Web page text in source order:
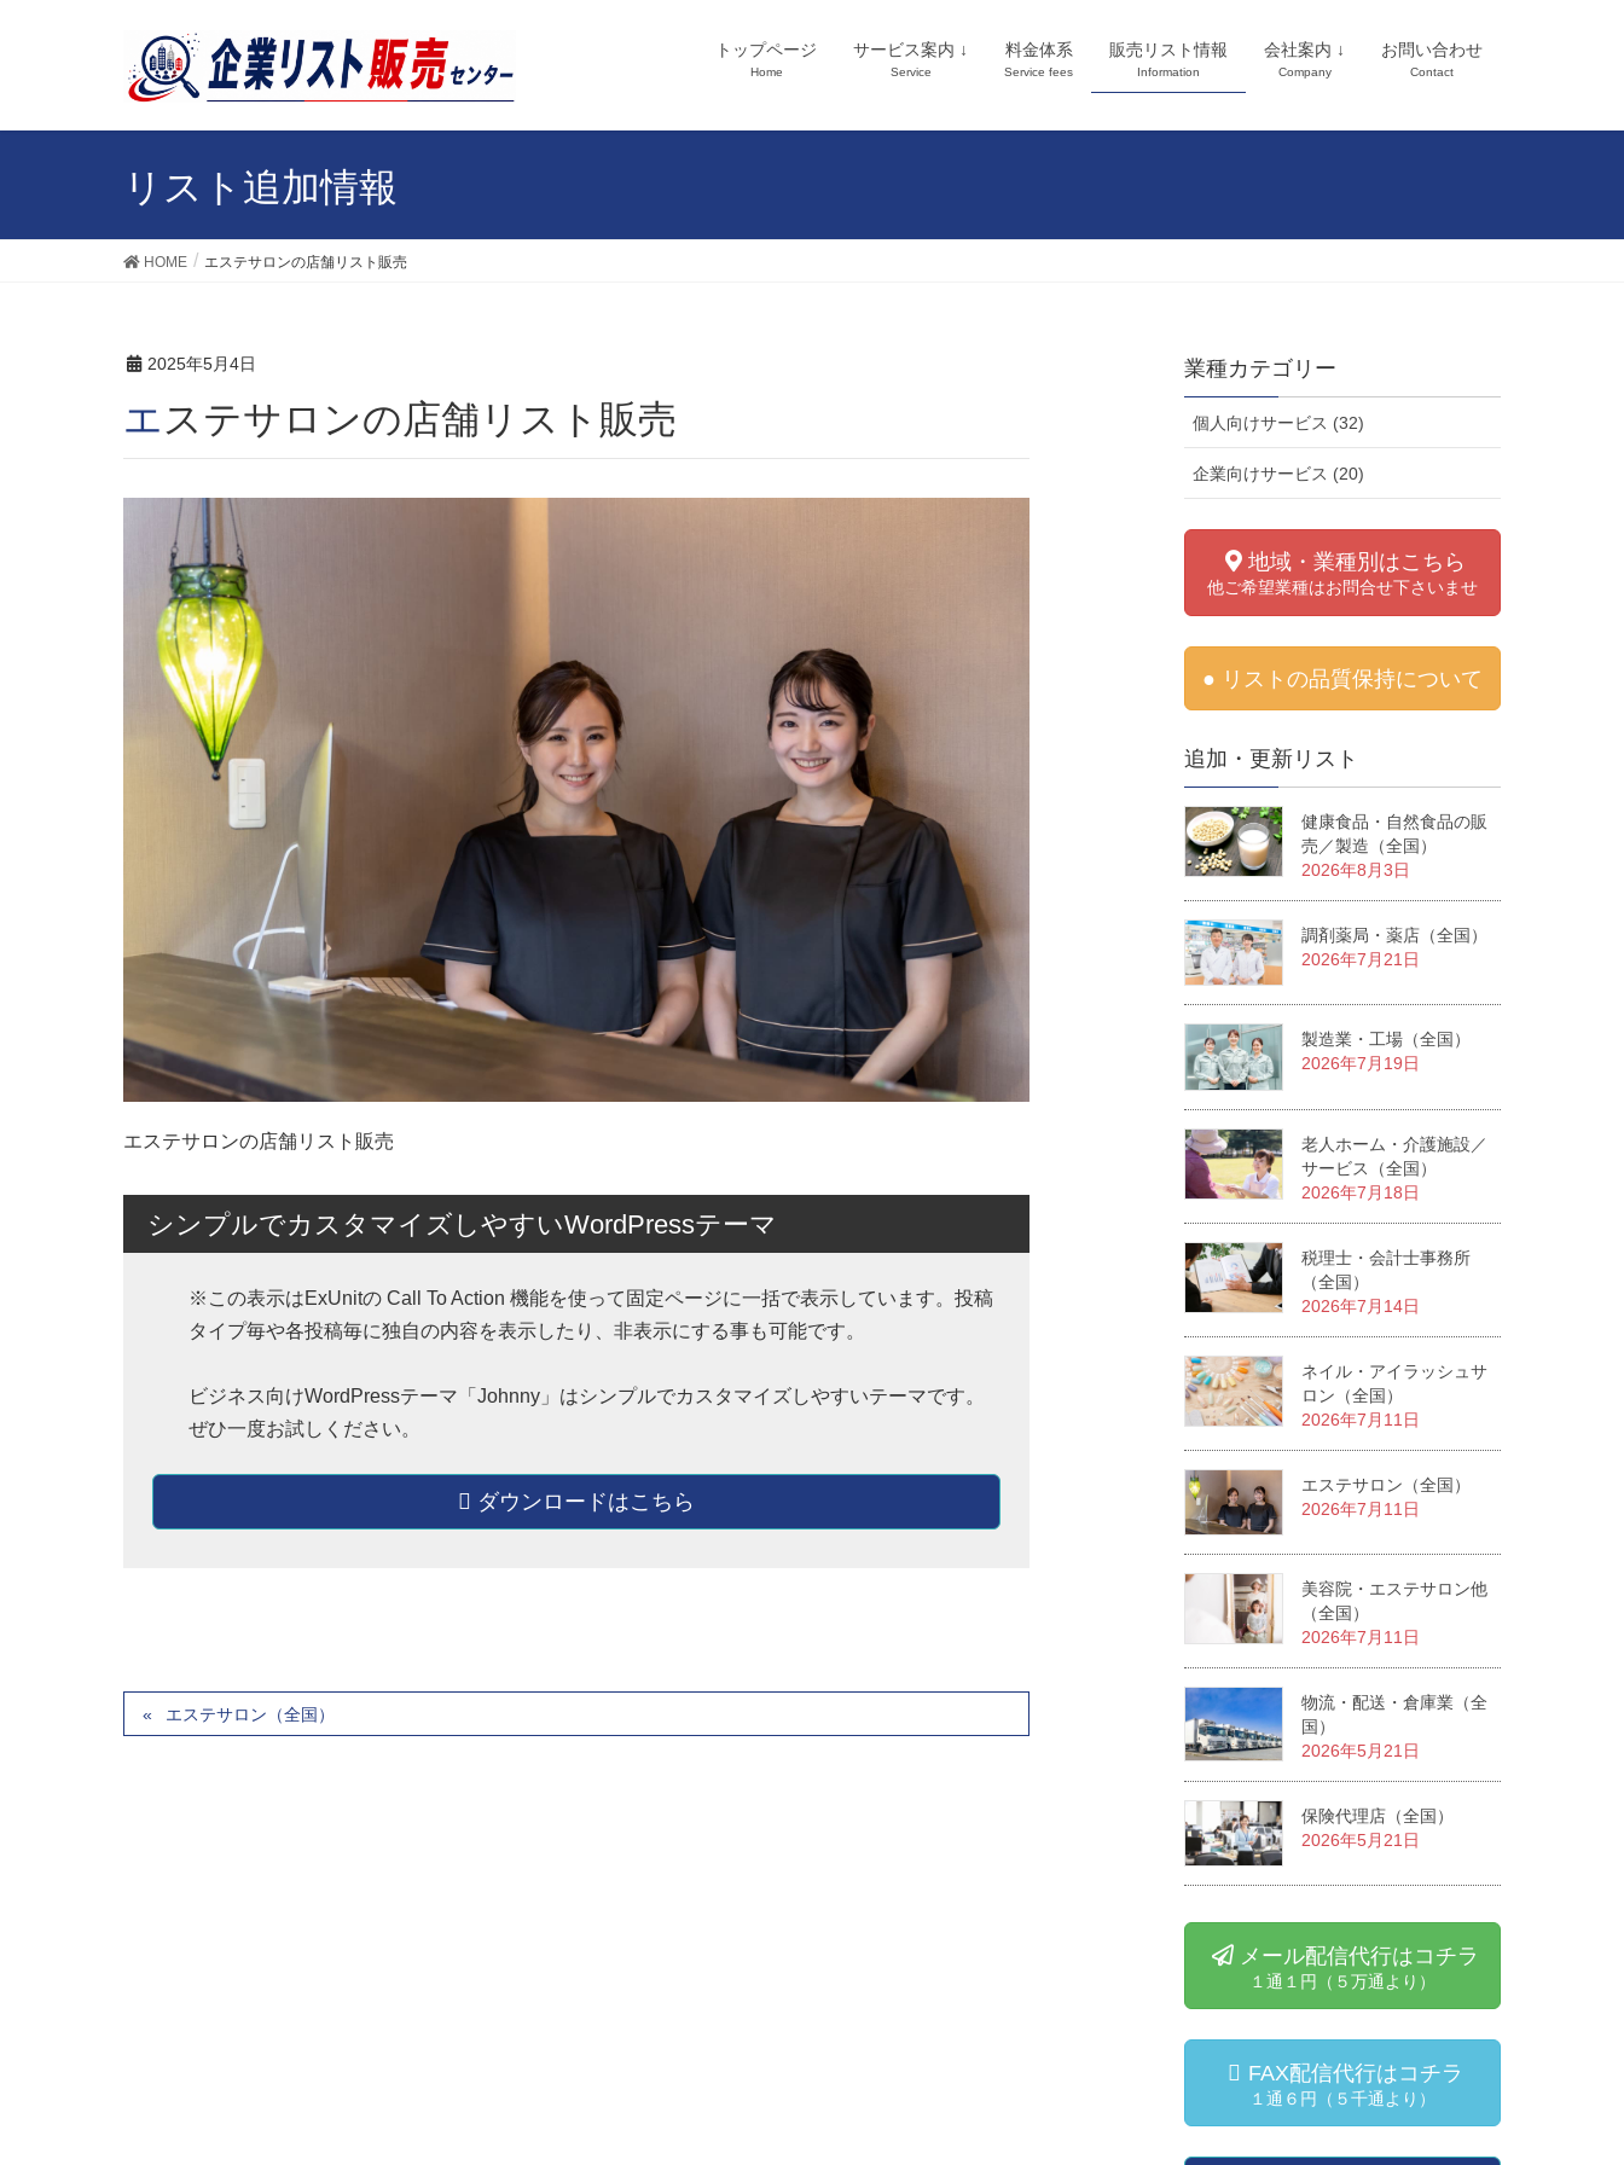
トップページ
Home
サービス案内 ↓
Service
料金体系
Service fees
販売リスト情報
Information
会社案内 ↓
Company
お問い合わせ
Contact
リスト追加情報
HOME エステサロンの店舗リスト販売
2025年5月4日
エステサロンの店舗リスト販売
エステサロンの店舗リスト販売
シンプルでカスタマイズしやすいWordPressテーマ
※この表示はExUnitの Call To Action 機能を使って固定ページに一括で表示しています。投稿
タイプ毎や各投稿毎に独自の内容を表示したり、非表示にする事も可能です。
ビジネス向けWordPressテーマ「Johnny」はシンプルでカスタマイズしやすいテーマです。
ぜひ一度お試しください。
ダウンロードはこちら
エステサロン（全国）
業種カテゴリー
個人向けサービス (32)
企業向けサービス (20)
地域・業種別はこちら
他ご希望業種はお問合せ下さいませ
● リストの品質保持について
追加・更新リスト
健康食品・自然食品の販
売／製造（全国）
2026年8月3日
調剤薬局・薬店（全国）
2026年7月21日
製造業・工場（全国）
2026年7月19日
老人ホーム・介護施設／
サービス（全国）
2026年7月18日
税理士・会計士事務所
（全国）
2026年7月14日
ネイル・アイラッシュサ
ロン（全国）
2026年7月11日
エステサロン（全国）
2026年7月11日
美容院・エステサロン他
（全国）
2026年7月11日
物流・配送・倉庫業（全
国）
2026年5月21日
保険代理店（全国）
2026年5月21日
メール配信代行はコチラ
１通１円（５万通より）
FAX配信代行はコチラ
１通６円（５千通より）